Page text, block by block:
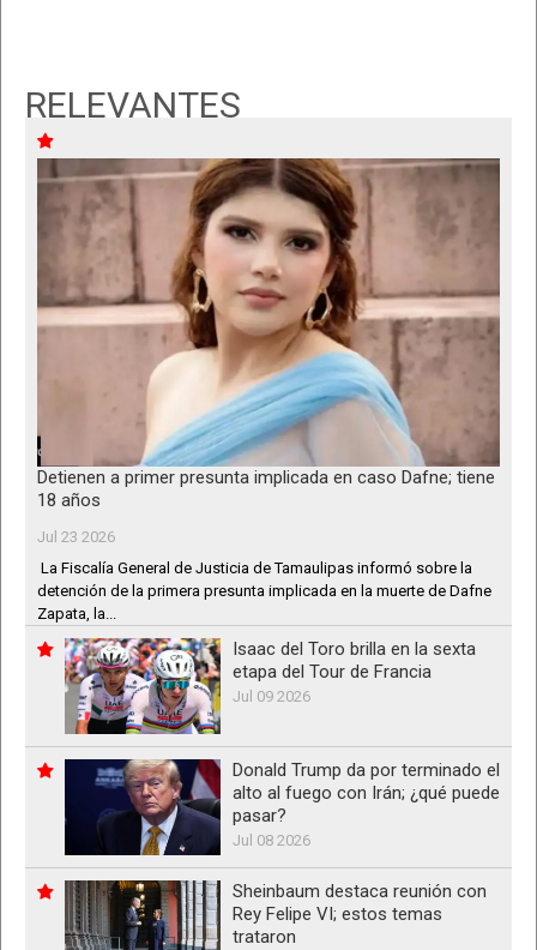
RELEVANTES
Detienen a primer presunta implicada en caso Dafne; tiene
18 años
Jul 23 2026
La Fiscalía General de Justicia de Tamaulipas informó sobre la
detención de la primera presunta implicada en la muerte de Dafne
Zapata, la...
Isaac del Toro brilla en la sexta
etapa del Tour de Francia
Jul 09 2026
Donald Trump da por terminado el
alto al fuego con Irán; ¿qué puede
pasar?
Jul 08 2026
Sheinbaum destaca reunión con
Rey Felipe VI; estos temas
trataron